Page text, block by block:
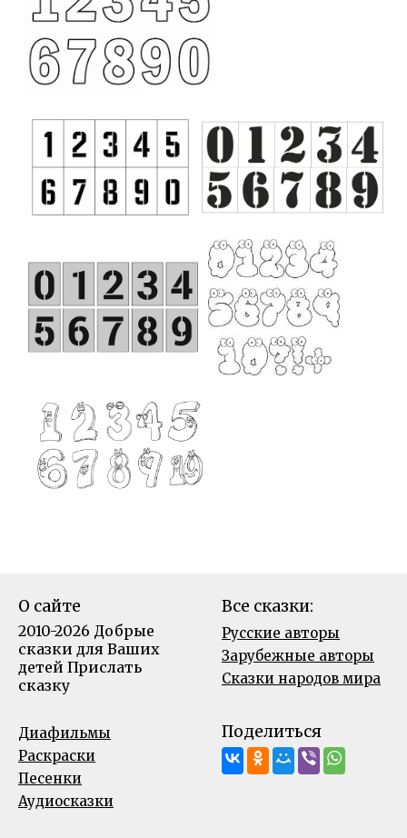
О сайте
2010-2026 Добрые
сказки для Ваших
детей Прислать
сказку
Все сказки:
Русские авторы
Зарубежные авторы
Сказки народов мира
Диафильмы
Раскраски
Песенки
Аудиосказки
Поделиться